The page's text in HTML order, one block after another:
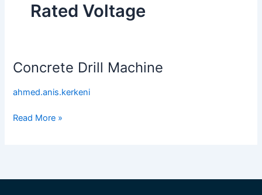
Rated Voltage
Concrete Drill Machine
ahmed.anis.kerkeni
Concrete
Machine
Read More »